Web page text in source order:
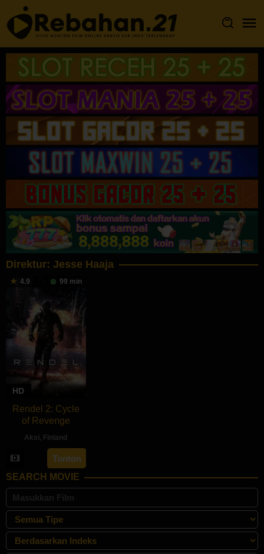
Loncat
ke
konten
Direktur: Jesse Haaja
4.9 99 min
HD
Rendel 2: Cycle
of Revenge
Aksi , Finland
28
Jun
2024
Jesse
Haaja
Tonton
SEARCH MOVIE